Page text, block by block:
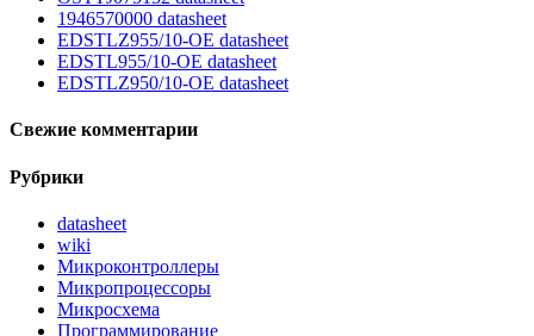
1946570000 datasheet
EDSTLZ955/10-OE datasheet
EDSTL955/10-OE datasheet
EDSTLZ950/10-OE datasheet
Свежие комментарии
Рубрики
datasheet
wiki
Микроконтроллеры
Микропроцессоры
Микросхема
Программирование